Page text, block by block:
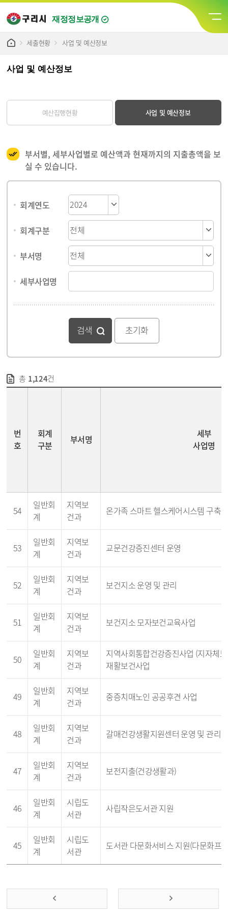
재정정보공개
세출현황 사업 및 예산정보
사업 및 예산정보
예산집행현황 사업 및 예산정보
부서별, 세부사업별로 예산액과 현재까지의 지출총액을 보
실 수 있습니다.
회계연도
회계구분
부서명
세부사업명
검색
총 1,124건
번
호
회계
구분
부서명
세부
사업명
54
일반회
계
지역보
건과
온가족 스마트 헬스케어시스템 구축
53
일반회
계
지역보
건과
교문건강증진센터 운영
52
일반회
계
지역보
건과
보건지소 운영 및 관리
51
일반회
계
지역보
건과
보건지소 모자보건교육사업
50
일반회
계
지역보
건과
지역사회통합건강증진사업 (지자체
재활보건사업
49
일반회
계
지역보
건과
중증치매노인 공공후견 사업
48
일반회
계
지역보
건과
갈매건강생활지원센터 운영 및 관리
47
일반회
계
지역보
건과
보전지출(건강생활과)
46
일반회
계
시립도
서관
사립작은도서관 지원
45
일반회
계
시립도
서관
도서관 다문화서비스 지원(다문화프